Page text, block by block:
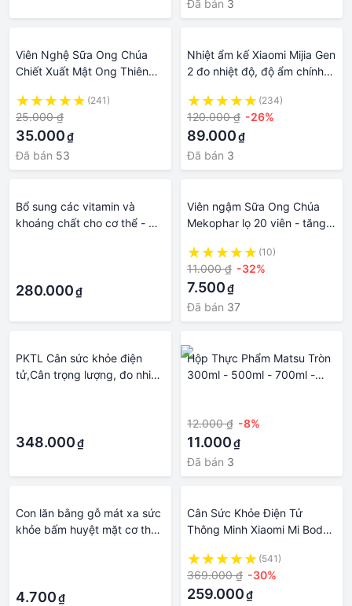
Đã bán 3
Viên Nghệ Sữa Ong Chúa
Chiết Xuất Mật Ong Thiên
Khỏe
(241)
25.000 ₫
35.000₫
Đã bán 53
Nhiệt ẩm kế Xiaomi Mijia Gen
2 đo nhiệt độ, độ ẩm chính
sức khỏe gia đình, trẻ nhỏ
(234)
120.000 ₫ -26%
89.000₫
Đã bán 3
Bổ sung các vitamin và
khoáng chất cho cơ thể - Hỗ
Hợp DMAX, hộp 60 viên
280.000₫
Viên ngậm Sữa Ong Chúa
Mekophar lọ 20 viên - tăng
(10)
11.000 ₫ -32%
7.500₫
Đã bán 37
PKTL Cân sức khỏe điện
tử,Cân trọng lượng, đo nhiệt
348.000₫
Hộp Thực Phẩm Matsu Tròn
300ml - 500ml - 700ml -
Để Đựng Thực Phẩm Khô,
An Toàn Cho Sức Khỏe
Người Tiêu Dùng
12.000 ₫ -8%
11.000₫
Đã bán 3
Con lăn bằng gỗ mát xa sức
khỏe bấm huyệt mặt cơ thể
4.700₫
Cân Sức Khỏe Điện Tử
Thông Minh Xiaomi Mi Body
Điện Thoại / Cân Etekcity
EB4047C / ESF14
(541)
369.000 ₫ -30%
259.000₫